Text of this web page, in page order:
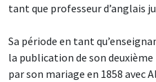
tant que professeur d’anglais
Sa période en tant
la publication de son
par son mariage en 1858 avec